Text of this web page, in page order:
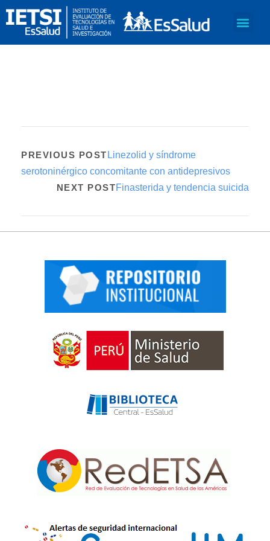
PREVIOUS POST Linezolid y síndrome
serotoninérgico concomitante con antidepresivos
NEXT POSTFinasterida y tendencia suicida